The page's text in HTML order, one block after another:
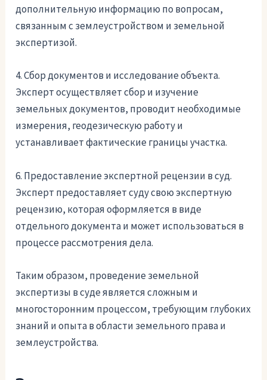
дополнительную информацию по вопросам,
связанным с землеустройством и земельной
экспертизой.
4. Сбор документов и исследование объекта.
Эксперт осуществляет сбор и изучение
земельных документов, проводит необходимые
измерения, геодезическую работу и
устанавливает фактические границы участка.
6. Предоставление экспертной рецензии в суд.
Эксперт предоставляет суду свою экспертную
рецензию, которая оформляется в виде
отдельного документа и может использоваться в
процессе рассмотрения дела.
Таким образом, проведение земельной
экспертизы в суде является сложным и
многосторонним процессом, требующим глубоких
знаний и опыта в области земельного права и
землеустройства.